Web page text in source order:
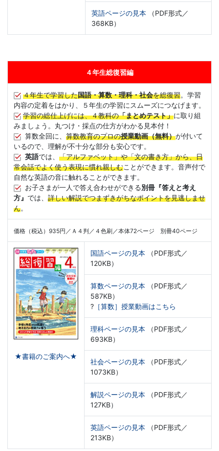
英語ページの見本 （PDF形式／
368KB）
４年生総復習編
４年生で学習した国語・算数・理科・社会を総復習。学習
内容の定着をはかり、５年生の学習にスムーズにつなげます。
学習の総仕上げには、４教科の「まとめテスト」に取り組
みましょう。丸つけ・採点の仕方がわかる見本付！
算数全回に、 算数教育のプロの授業動画（無料）が付いて
いるので、理解が不十分な部分も安心です。
英語では、 「アルファベット」や「文の書き方」から、日
常会話でよく使う表現に慣れ親しむことができます。音声付で
自然な英語の音に触れることができます。
お子さまが一人で答え合わせができる別冊『答えと考え
方』 では、 詳しい解説でつまずきがちなポイントを見逃しませ
ん。
価格（税込）935円／Ａ４判／４色刷／本体72ページ 別冊40ページ
★書籍のご案内へ★
国語ページの見本
（PDF形式／
120KB）
算数ページの見本 （PDF形式／
587KB）
? ［算数］授業動画はこちら
理科ページの見本 （PDF形式／
693KB）
社会ページの見本 （PDF形式／
1073KB）
解説ページの見本 （PDF形式／
127KB）
英語ページの見本 （PDF形式／
213KB）